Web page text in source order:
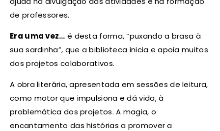
de professores.
Era uma vez… é desta forma, “puxando a brasa à
sua sardinha”, que a biblioteca inicia e apoia muitos
dos projetos colaborativos.
A obra literária, apresentada em sessões de leitura,
como motor que impulsiona e dá vida, à
problemática dos projetos. A magia, o
encantamento das histórias a promover a